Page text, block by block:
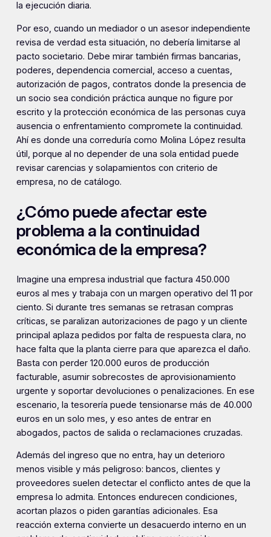
la ejecución diaria.
Por eso, cuando un mediador o un asesor independiente
revisa de verdad esta situación, no debería limitarse al
pacto societario. Debe mirar también firmas bancarias,
poderes, dependencia comercial, acceso a cuentas,
autorización de pagos, contratos donde la presencia de
un socio sea condición práctica aunque no figure por
escrito y la protección económica de las personas cuya
ausencia o enfrentamiento compromete la continuidad.
Ahí es donde una correduría como Molina López resulta
útil, porque al no depender de una sola entidad puede
revisar carencias y solapamientos con criterio de
empresa, no de catálogo.
¿Cómo puede afectar este
problema a la continuidad
económica de la empresa?
Imagine una empresa industrial que factura 450.000
euros al mes y trabaja con un margen operativo del 11 por
ciento. Si durante tres semanas se retrasan compras
críticas, se paralizan autorizaciones de pago y un cliente
principal aplaza pedidos por falta de respuesta clara, no
hace falta que la planta cierre para que aparezca el daño.
Basta con perder 120.000 euros de producción
facturable, asumir sobrecostes de aprovisionamiento
urgente y soportar devoluciones o penalizaciones. En ese
escenario, la tesorería puede tensionarse más de 40.000
euros en un solo mes, y eso antes de entrar en
abogados, pactos de salida o reclamaciones cruzadas.
Además del ingreso que no entra, hay un deterioro
menos visible y más peligroso: bancos, clientes y
proveedores suelen detectar el conflicto antes de que la
empresa lo admita. Entonces endurecen condiciones,
acortan plazos o piden garantías adicionales. Esa
reacción externa convierte un desacuerdo interno en un